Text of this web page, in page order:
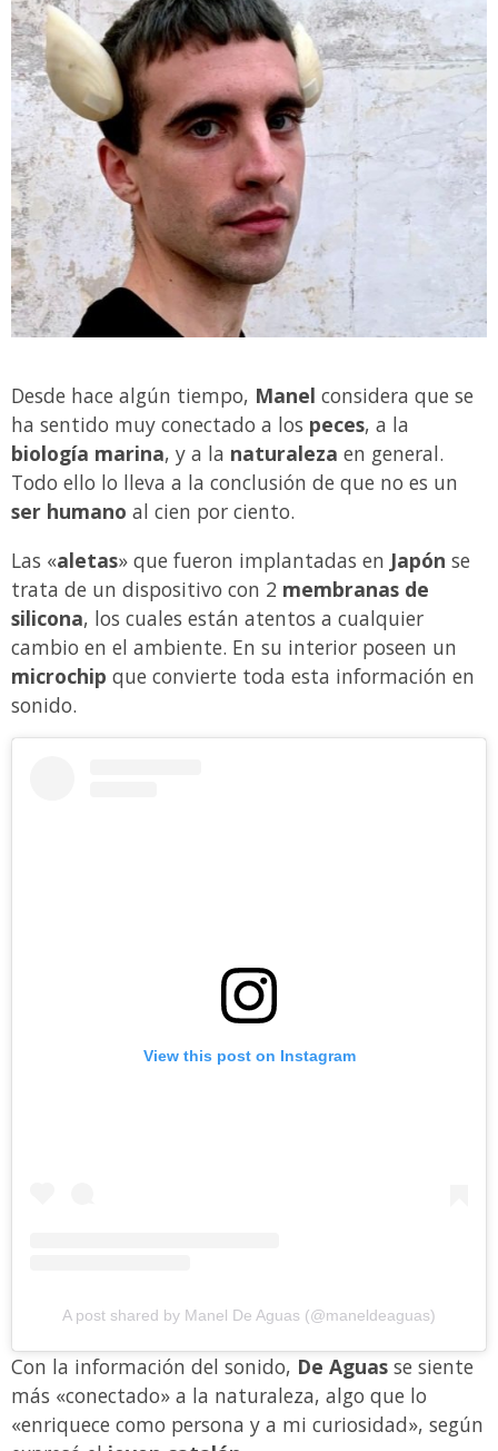
Desde hace algún tiempo, Manel considera que se
ha sentido muy conectado a los peces, a la
biología marina, y a la naturaleza en general.
Todo ello lo lleva a la conclusión de que no es un
ser humano al cien por ciento.
Las «aletas» que fueron implantadas en Japón se
trata de un dispositivo con 2 membranas de
silicona, los cuales están atentos a cualquier
cambio en el ambiente. En su interior poseen un
microchip que convierte toda esta información en
sonido.
View this post on Instagram
A post shared by Manel De Aguas (@maneldeaguas)
Con la información del sonido, De Aguas se siente
más «conectado» a la naturaleza, algo que lo
«enriquece como persona y a mi curiosidad», según